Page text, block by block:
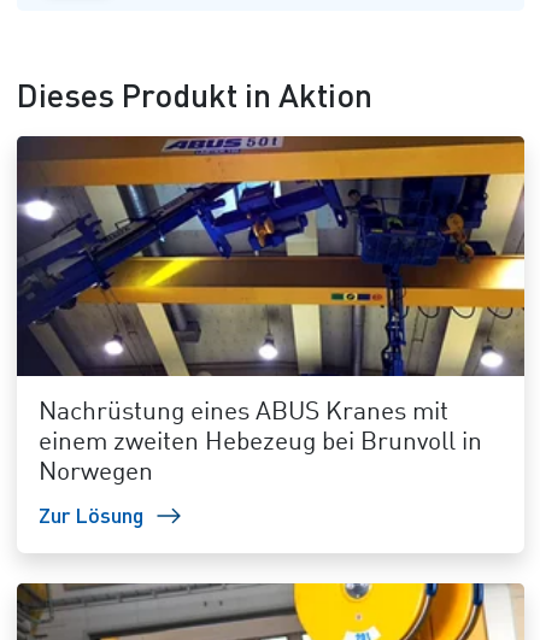
Dieses Produkt in Aktion
Nachrüstung eines ABUS Kranes mit
einem zweiten Hebezeug bei Brunvoll in
Norwegen
Zur Lösung